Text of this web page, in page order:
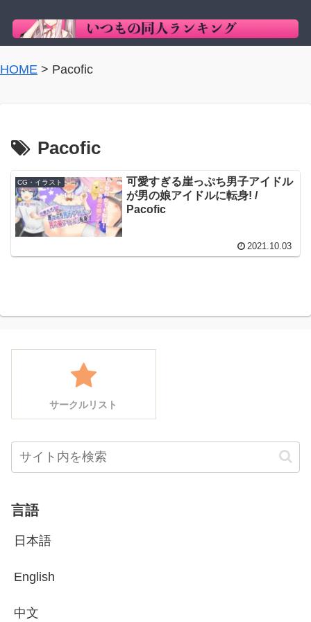
HOME > Pacofic
Pacofic
CG・イラスト
可愛すぎる崖っぷち男子アイドル
が男の娘アイドルに転身! /
Pacofic
2021.10.03
サークルリスト
言語
日本語
English
中文